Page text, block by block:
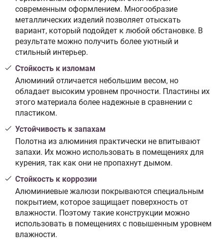
современным оформлением. Многообразие
металлических изделий позволяет отыскать
вариант, который подойдет к любой обстановке. В
результате можно получить более уютный и
стильный интерьер.
Стойкость к изломам
Алюминий отличается небольшим весом, но
обладает высоким уровнем прочности. Пластины их
этого материала более надежные в сравнении с
пластиком.
Устойчивость к запахам
Полотна из алюминия практически не впитывают
запахи. Их можно использовать в помещениях для
курения, так как они не пропахнут дымом.
Стойкость к коррозии
Алюминиевые жалюзи покрываются специальным
покрытием, которое защищает поверхность от
влажности. Поэтому такие конструкции можно
использовать в помещениях с повышенным уровнем
влажности.